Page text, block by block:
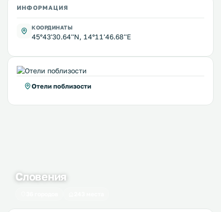
ИНФОРМАЦИЯ
КООРДИНАТЫ
45°43'30.64''N, 14°11'46.68''E
Отели поблизости
Словения